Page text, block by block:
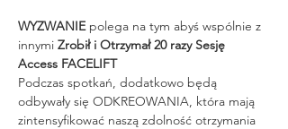
WYZWANIE polega na tym abyś wspólnie z
innymi Zrobił i Otrzymał 20 razy Sesję
Access FACELIFT
Podczas spotkań, dodatkowo będą
odbywały się ODKREOWANIA, która mają
zintensyfikować naszą zdolność otrzymania